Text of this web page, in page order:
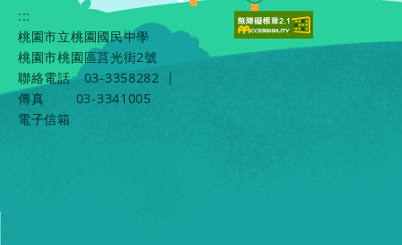
:::
桃園市立桃園國民中學
桃園市桃園區莒光街2號
聯絡電話
03-3358282
|
傳真
03-3341005
電子信箱